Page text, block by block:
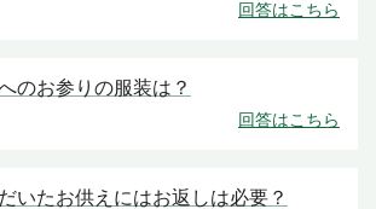
のお参りの服装は？
いたお供えにはお返しは必要？